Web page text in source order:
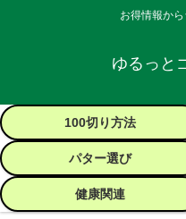
お得情報か
ゆるっと
100切り方法
パター選び
健康関連